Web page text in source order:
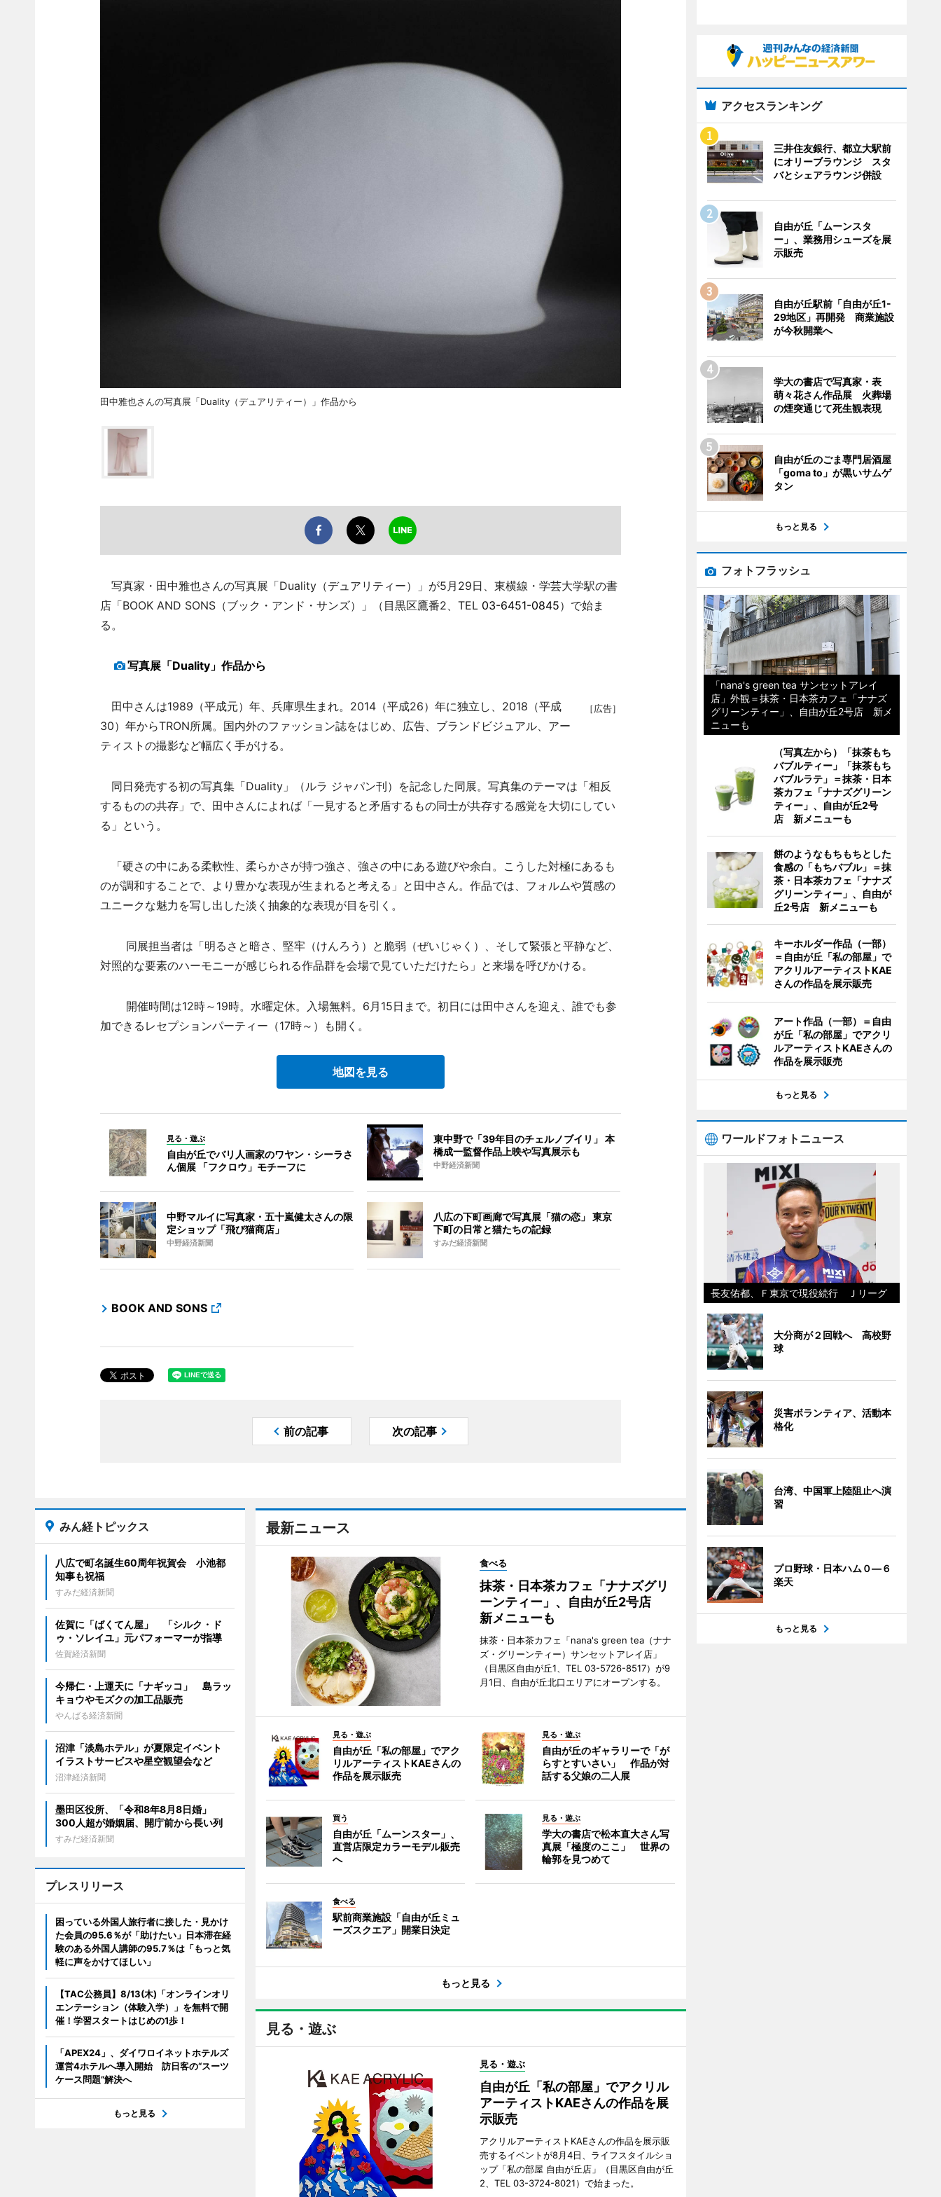
田中雅也さんの写真展「Duality（デュアリティー）」作品から
写真家・田中雅也さんの写真展「Duality（デュアリティー）」が5月29日、東横線・学芸大学駅の書
店「BOOK AND SONS（ブック・アンド・サンズ）」（目黒区鷹番2、TEL 03-6451-0845）で始ま
る。
写真展「Duality」作品から
［広告］
田中さんは1989（平成元）年、兵庫県生まれ。2014（平成26）年に独立し、2018（平成
30）年からTRON所属。国内外のファッション誌をはじめ、広告、ブランドビジュアル、アー
ティストの撮影など幅広く手がける。
同日発売する初の写真集「Duality」（ルラ ジャパン刊）を記念した同展。写真集のテーマは「相反
するものの共存」で、田中さんによれば「一見すると矛盾するもの同士が共存する感覚を大切にしてい
る」という。
「硬さの中にある柔軟性、柔らかさが持つ強さ、強さの中にある遊びや余白。こうした対極にあるも
のが調和することで、より豊かな表現が生まれると考える」と田中さん。作品では、フォルムや質感の
ユニークな魅力を写し出した淡く抽象的な表現が目を引く。
同展担当者は「明るさと暗さ、堅牢（けんろう）と脆弱（ぜいじゃく）、そして緊張と平静など、
対照的な要素のハーモニーが感じられる作品群を会場で見ていただけたら」と来場を呼びかける。
開催時間は12時～19時。水曜定休。入場無料。6月15日まで。初日には田中さんを迎え、誰でも参
加できるレセプションパーティー（17時～）も開く。
地図を見る
見る・遊ぶ
自由が丘でバリ人画家のワヤン・シーラさ
ん個展 「フクロウ」モチーフに
東中野で「39年目のチェルノブイリ」 本
橋成一監督作品上映や写真展示も
中野経済新聞
中野マルイに写真家・五十嵐健太さんの限
定ショップ「飛び猫商店」
中野経済新聞
八広の下町画廊で写真展「猫の恋」 東京
下町の日常と猫たちの記録
すみだ経済新聞
BOOK AND SONS
前の記事 次の記事
最新ニュース
食べる
抹茶・日本茶カフェ「ナナズグリ
ーンティー」、自由が丘2号店
新メニューも
抹茶・日本茶カフェ「nana's green tea（ナナ
ズ・グリーンティー）サンセットアレイ店」
（目黒区自由が丘1、TEL 03-5726-8517）が9
月1日、自由が丘北口エリアにオープンする。
見る・遊ぶ
自由が丘「私の部屋」でアク
リルアーティストKAEさんの
作品を展示販売
見る・遊ぶ
自由が丘のギャラリーで「が
らすとすいさい」 作品が対
話する父娘の二人展
買う
自由が丘「ムーンスター」、
直営店限定カラーモデル販売
へ
見る・遊ぶ
学大の書店で松本直大さん写
真展「極度のここ」 世界の
輪郭を見つめて
食べる
駅前商業施設「自由が丘ミュ
ーズスクエア」開業日決定
もっと見る
見る・遊ぶ
見る・遊ぶ
自由が丘「私の部屋」でアクリル
アーティストKAEさんの作品を展
示販売
アクリルアーティストKAEさんの作品を展示販
売するイベントが8月4日、ライフスタイルショ
ップ「私の部屋 自由が丘店」（目黒区自由が丘
2、TEL 03-3724-8021）で始まった。
みん経トピックス
八広で町名誕生60周年祝賀会 小池都
知事も祝福
すみだ経済新聞
佐賀に「ばくてん屋」 「シルク・ド
ゥ・ソレイユ」元パフォーマーが指導
佐賀経済新聞
今帰仁・上運天に「ナギッコ」 島ラッ
キョウやモズクの加工品販売
やんばる経済新聞
沼津「淡島ホテル」が夏限定イベント
イラストサービスや星空観望会など
沼津経済新聞
墨田区役所、「令和8年8月8日婚」
300人超が婚姻届、開庁前から長い列
すみだ経済新聞
プレスリリース
困っている外国人旅行者に接した・見かけ
た会員の95.6％が「助けたい」日本滞在経
験のある外国人講師の95.7％は「もっと気
軽に声をかけてほしい」
【TAC公務員】8/13(木)「オンラインオリ
エンテーション（体験入学）」を無料で開
催！学習スタートはじめの1歩！
「APEX24」、ダイワロイネットホテルズ
運営4ホテルへ導入開始 訪日客の“スーツ
ケース問題”解決へ
もっと見る
アクセスランキング
三井住友銀行、都立大駅前
にオリーブラウンジ スタ
バとシェアラウンジ併設
自由が丘「ムーンスタ
ー」、業務用シューズを展
示販売
自由が丘駅前「自由が丘1-
29地区」再開発 商業施設
が今秋開業へ
学大の書店で写真家・表
萌々花さん作品展 火葬場
の煙突通じて死生観表現
自由が丘のごま専門居酒屋
「goma to」が黒いサムゲ
タン
もっと見る
フォトフラッシュ
「nana's green tea サンセットアレイ
店」外観＝抹茶・日本茶カフェ「ナナズ
グリーンティー」、自由が丘2号店 新メ
ニューも
（写真左から）「抹茶もち
バブルティー」「抹茶もち
バブルラテ」＝抹茶・日本
茶カフェ「ナナズグリーン
ティー」、自由が丘2号
店 新メニューも
餅のようなもちもちとした
食感の「もちバブル」＝抹
茶・日本茶カフェ「ナナズ
グリーンティー」、自由が
丘2号店 新メニューも
キーホルダー作品（一部）
＝自由が丘「私の部屋」で
アクリルアーティストKAE
さんの作品を展示販売
アート作品（一部）＝自由
が丘「私の部屋」でアクリ
ルアーティストKAEさんの
作品を展示販売
もっと見る
ワールドフォトニュース
長友佑都、Ｆ東京で現役続行 Ｊリーグ
大分商が２回戦へ 高校野
球
災害ボランティア、活動本
格化
台湾、中国軍上陸阻止へ演
習
プロ野球・日本ハム０―６
楽天
もっと見る